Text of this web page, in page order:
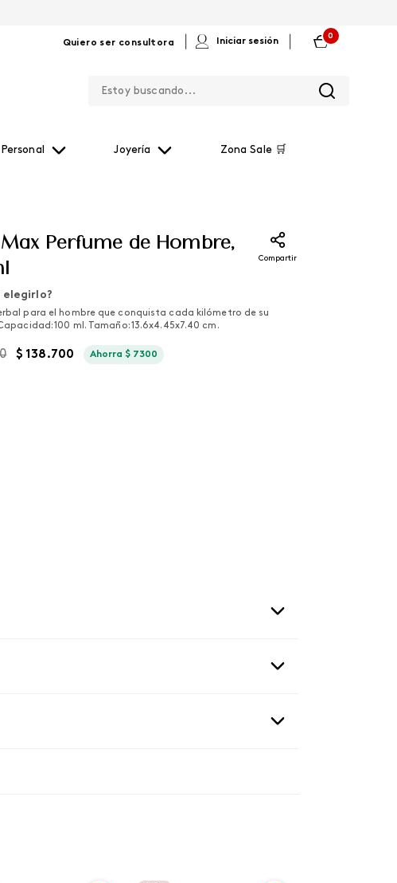
Quiero ser consultora Iniciar sesión
0
Joyería Zona Sale 🛒
Max Perfume de Hombre,
Compartir
elegirlo?
para el hombre que conquista cada kilómetro de su
100 ml. Tamaño: 13.6x4.45x7.40 cm.
$ 138.700 Ahorra$ 7300